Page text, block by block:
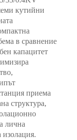
кутийни
в сравнение
капацитет
приема
структура,
лична
изолация.